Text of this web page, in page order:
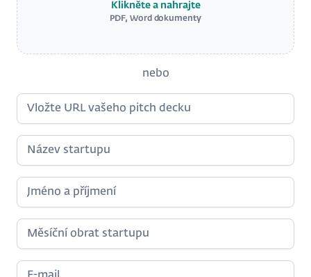
Klikněte a nahrajte
PDF, Word dokumenty
nebo